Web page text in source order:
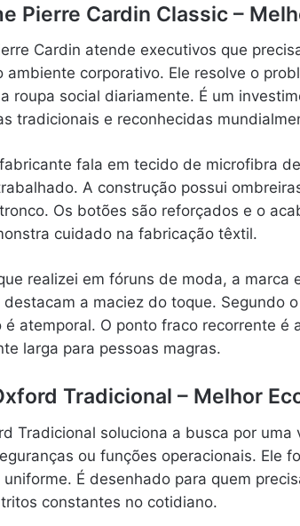
Pierre Cardin Classic –
Cardin atende executivos que
ambiente corporativo. Ele resolve o
roupa social diariamente. É um
tradicionais e reconhecidas
fala em tecido de microfibra
A construção possui
Os botões são reforçados e o
cuidado na fabricação têxtil.
realizei em fóruns de moda, a marca
destacam a maciez do toque. Segundo
é atemporal. O ponto fraco recorrente é
larga para pessoas magras.
Tradicional – Melhor
Tradicional soluciona a busca por uma
ou funções operacionais. Ele
É desenhado para quem
constantes no cotidiano.